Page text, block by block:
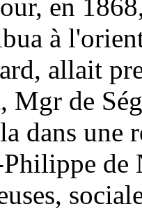
en
à
allait
Mgr de
dans une
de